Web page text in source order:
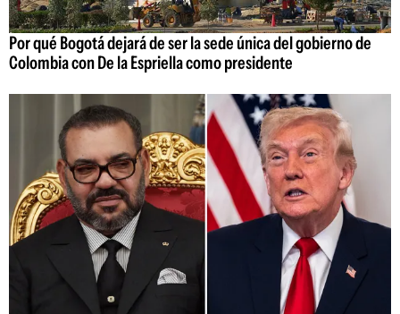
Por qué Bogotá dejará de ser la sede única del gobierno de
Colombia con De la Espriella como presidente